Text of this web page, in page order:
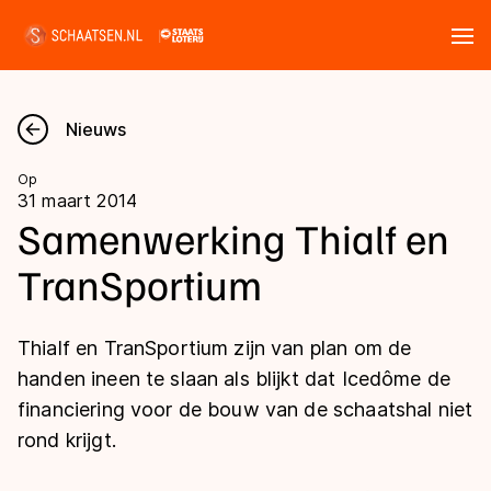
Nieuws
Kalender
Disciplines
Langebaan
Shorttrack
Inlineskaten
Uitslagen
Langebaan
Shorttrack
Tijden & historie
Nieuws
Op
31 maart 2014
Samenwerking Thialf en
TranSportium
Thialf en TranSportium zijn van plan om de
handen ineen te slaan als blijkt dat Icedôme de
financiering voor de bouw van de schaatshal niet
rond krijgt.